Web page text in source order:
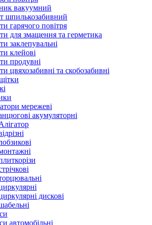
вакуумний
шпилькозабивний
гарячого повітря
для змащення та герметика
заклепувальні
клейові
продувні
цвяхозабивні та скобозабивні
мережеві
акумуляторні
дискові
автомобільні